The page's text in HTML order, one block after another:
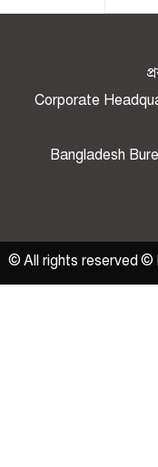
Corporate
Bangladesh
© All rights reserved ©